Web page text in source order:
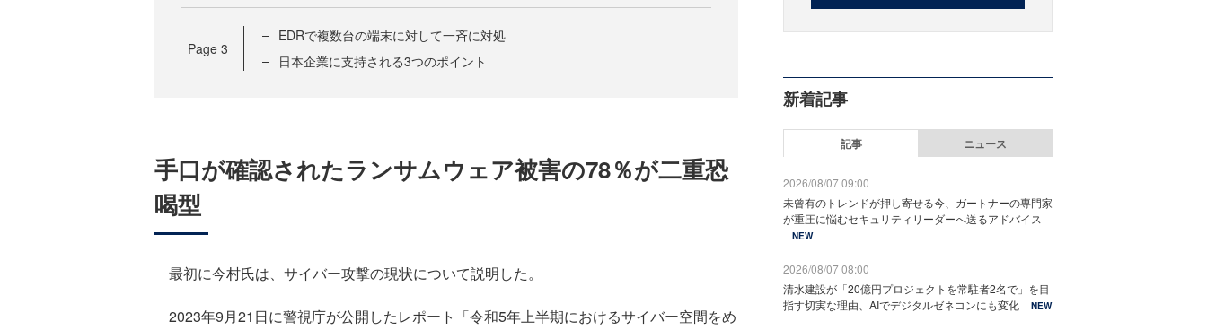
Page 3
EDRで複数台の端末に対して一斉に対処
日本企業に支持される3つのポイント
手口が確認されたランサムウェア被害の78％が二重恐
喝型
最初に今村氏は、サイバー攻撃の現状について説明した。
2023年9月21日に警視庁が公開したレポート「令和5年上半期におけるサイバー空間をめ
新着記事
記事 ニュース
2026/08/07 09:00
未曾有のトレンドが押し寄せる今、ガートナーの専門家
が重圧に悩むセキュリティリーダーへ送るアドバイス
NEW
2026/08/07 08:00
清水建設が「20億円プロジェクトを常駐者2名で」を目
指す切実な理由、AIでデジタルゼネコンにも変化
NEW